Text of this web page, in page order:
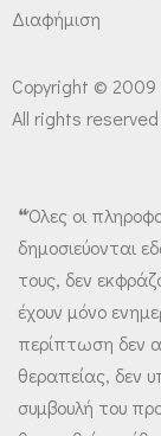
Διαφήμιση
Copyright ©
All rights reserved
❝Όλες οι
δημοσιεύονται
τους, δεν
έχουν μόνο
περίπτωση δεν
θεραπείας, δεν
συμβουλή του